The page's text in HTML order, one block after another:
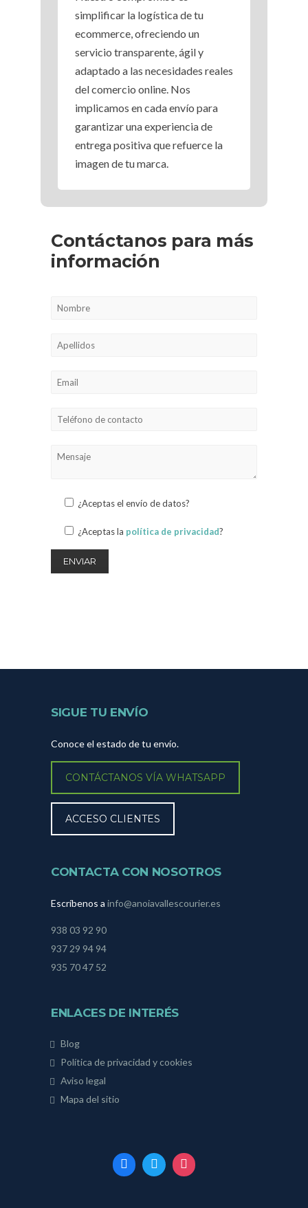
simplificar la logística de tu
ecommerce, ofreciendo un
servicio transparente, ágil y
adaptado a las necesidades reales
del comercio online. Nos
implicamos en cada envío para
garantizar una experiencia de
entrega positiva que refuerce la
imagen de tu marca.
Contáctanos para más
información
¿Aceptas el envío de datos?
¿Aceptas la política de privacidad?
SIGUE TU ENVÍO
Conoce el estado de tu envío.
CONTÁCTANOS VÍA WHATSAPP
ACCESO CLIENTES
CONTACTA CON NOSOTROS
Escríbenos a info@anoiavallescourier.es
938 03 92 90
937 29 94 94
935 70 47 52
ENLACES DE INTERÉS
Blog
Política de privacidad y cookies
Aviso legal
Mapa del sitio